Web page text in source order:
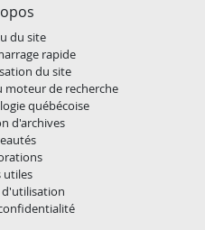
du site
rapide
du site
de recherche
québécoise
d'archives
utiles